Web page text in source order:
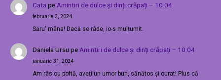
Cata pe Amintiri de dulce și dinți crăpați – 10.04
februarie 2, 2024
Săru' mâna! Dacă se râde, io-s mulțumit.
Daniela Ursu pe Amintiri de dulce și dinți crăpați – 10.04
ianuarie 31, 2024
Am râs cu poftă, aveți un umor bun, sănătos și curat! Plus că